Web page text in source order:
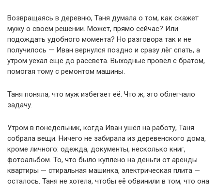
Возвращаясь в деревню, Таня думала о том, как скажет
мужу о своём решении. Может, прямо сейчас? Или
подождать удобного момента? Но разговора так и не
получилось — Иван вернулся поздно и сразу лёг спать, а
утром уехал ещё до рассвета. Выходные провёл с братом,
помогая тому с ремонтом машины.
Таня поняла, что муж избегает её. Что ж, это облегчало
задачу.
Утром в понедельник, когда Иван ушёл на работу, Таня
собрала вещи. Ничего не забирала из деревенского дома,
кроме личного: одежда, документы, несколько книг,
фотоальбом. То, что было куплено на деньги от аренды
квартиры — стиральная машинка, электрическая плита —
осталось. Таня не хотела, чтобы её обвинили в том, что она